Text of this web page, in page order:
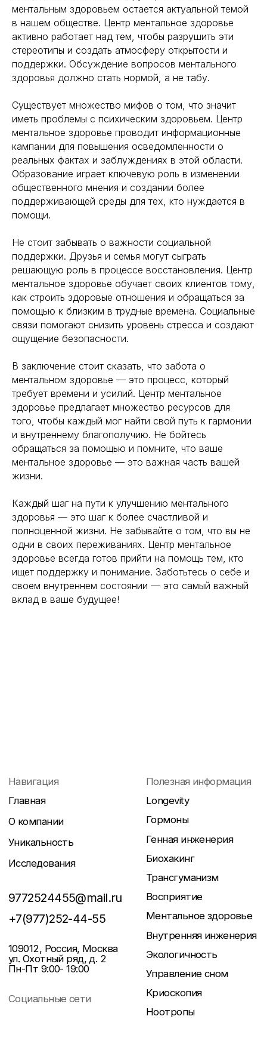
ментальным здоровьем остается актуальной темой
в нашем обществе. Центр ментальное здоровье
активно работает над тем, чтобы разрушить эти
стереотипы и создать атмосферу открытости и
поддержки. Обсуждение вопросов ментального
здоровья должно стать нормой, а не табу.
Существует множество мифов о том, что значит
иметь проблемы с психическим здоровьем. Центр
ментальное здоровье проводит информационные
кампании для повышения осведомленности о
реальных фактах и заблуждениях в этой области.
Образование играет ключевую роль в изменении
общественного мнения и создании более
поддерживающей среды для тех, кто нуждается в
помощи.
Не стоит забывать о важности социальной
поддержки. Друзья и семья могут сыграть
решающую роль в процессе восстановления. Центр
ментальное здоровье обучает своих клиентов тому,
как строить здоровые отношения и обращаться за
помощью к близким в трудные времена. Социальные
связи помогают снизить уровень стресса и создают
ощущение безопасности.
В заключение стоит сказать, что забота о
ментальном здоровье — это процесс, который
требует времени и усилий. Центр ментальное
здоровье предлагает множество ресурсов для
того, чтобы каждый мог найти свой путь к гармонии
и внутреннему благополучию. Не бойтесь
обращаться за помощью и помните, что ваше
ментальное здоровье — это важная часть вашей
жизни.
Каждый шаг на пути к улучшению ментального
здоровья — это шаг к более счастливой и
полноценной жизни. Не забывайте о том, что вы не
одни в своих переживаниях. Центр ментальное
здоровье всегда готов прийти на помощь тем, кто
ищет поддержку и понимание. Заботьтесь о себе и
своем внутреннем состоянии — это самый важный
вклад в ваше будущее!
Longevity
Гормоны
Генная инженерия
Биохакинг
Трансгуманизм
Ментальное здоровье
Внутренняя инженерия
Экологичность
Управление сном
Криоскопия
Социальные сети
*Meta (деятельность организации
Уникальность
Исследования
9772524455@mail.ru
+7(977)252-44-55
109012, Россия, Москва
ул. Охотный ряд, д. 2
Пн-Пт 9:00- 19:00
©2025. All rights
reserved